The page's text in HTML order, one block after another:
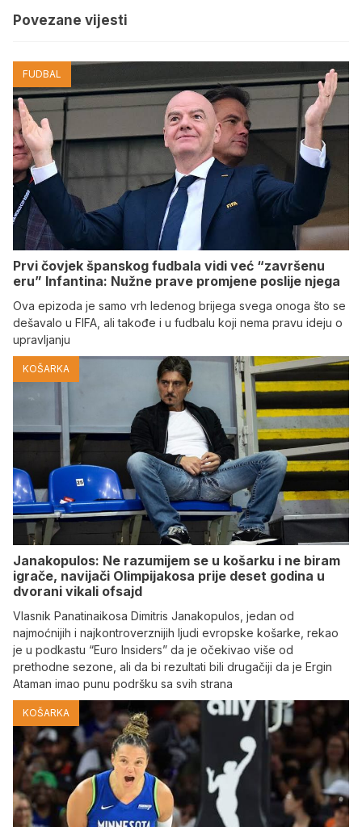
Povezane vijesti
FUDBAL
Prvi čovjek španskog fudbala vidi već “završenu
eru” Infantina: Nužne prave promjene poslije njega
Ova epizoda je samo vrh ledenog brijega svega onoga što se
dešavalo u FIFA, ali takođe i u fudbalu koji nema pravu ideju o
upravljanju
KOŠARKA
Janakopulos: Ne razumijem se u košarku i ne biram
igrače, navijači Olimpijakosa prije deset godina u
dvorani vikali ofsajd
Vlasnik Panatinaikosa Dimitris Janakopulos, jedan od
najmoćnijih i najkontroverznijih ljudi evropske košarke, rekao
je u podkastu “Euro Insiders” da je očekivao više od
prethodne sezone, ali da bi rezultati bili drugačiji da je Ergin
Ataman imao punu podršku sa svih strana
KOŠARKA